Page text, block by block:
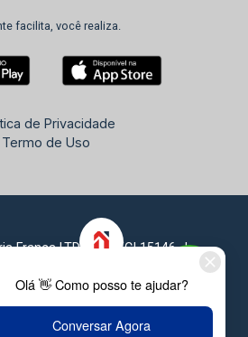
facilita, você realiza.
de Privacidade
Termo de Uso
França LTDA - CRECI 15146-J
Feito com porKUROLE